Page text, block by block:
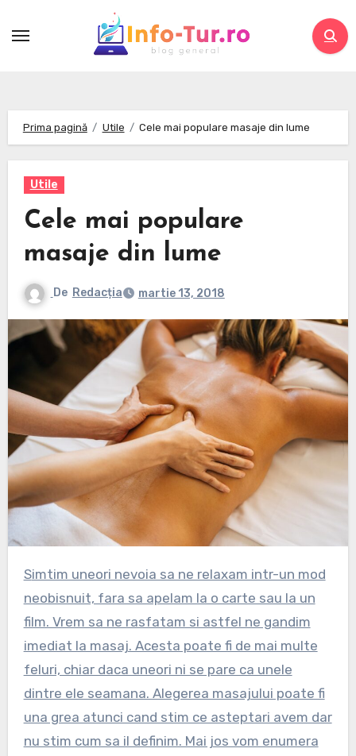
Prima pagină Utile Cele mai populare masaje din lume
Utile
Cele mai populare
masaje din lume
De Redacția martie 13, 2018
Simtim uneori nevoia sa ne relaxam intr-un mod
neobisnuit, fara sa apelam la o carte sau la un
film. Vrem sa ne rasfatam si astfel ne gandim
imediat la masaj. Acesta poate fi de mai multe
feluri, chiar daca uneori ni se pare ca unele
dintre ele seamana. Alegerea masajului poate fi
una grea atunci cand stim ce asteptari avem dar
nu stim cum sa il definim. Mai jos vom enumera